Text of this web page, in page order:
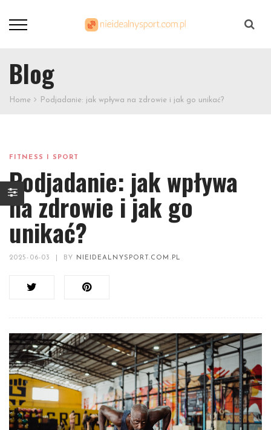
Blog
Home Podjadanie: jak wpływa na zdrowie i jak go unikać?
FITNESS I SPORT
Podjadanie: jak wpływa
na zdrowie i jak go
unikać?
2025-06-03 BY NIEIDEALNYSPORT.COM.PL